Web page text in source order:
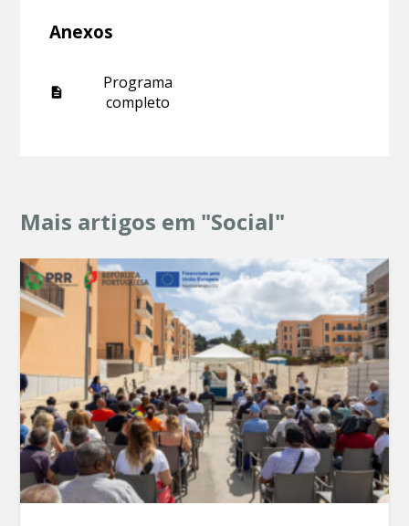
Anexos
Programa
completo
Mais artigos em "Social"